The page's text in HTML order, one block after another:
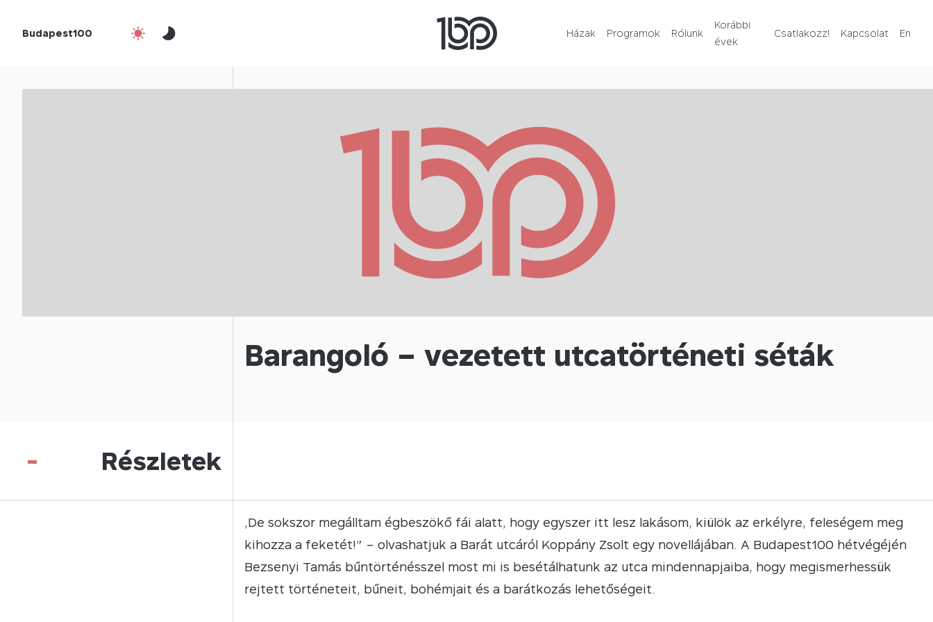
Budapest100 Házak Programok Rólunk
Korábbi
évek
Csatlakozz! Kapcsolat En
Barangoló – vezetett utcatörténeti séták
Részletek
-
„De sokszor megálltam égbeszökő fái alatt, hogy egyszer itt lesz lakásom, kiülök az erkélyre, feleségem meg
kihozza a feketét!” – olvashatjuk a Barát utcáról Koppány Zsolt egy novellájában. A Budapest100 hétvégéjén
Bezsenyi Tamás bűntörténésszel most mi is besétálhatunk az utca mindennapjaiba, hogy megismerhessük
rejtett történeteit, bűneit, bohémjait és a barátkozás lehetőségeit.